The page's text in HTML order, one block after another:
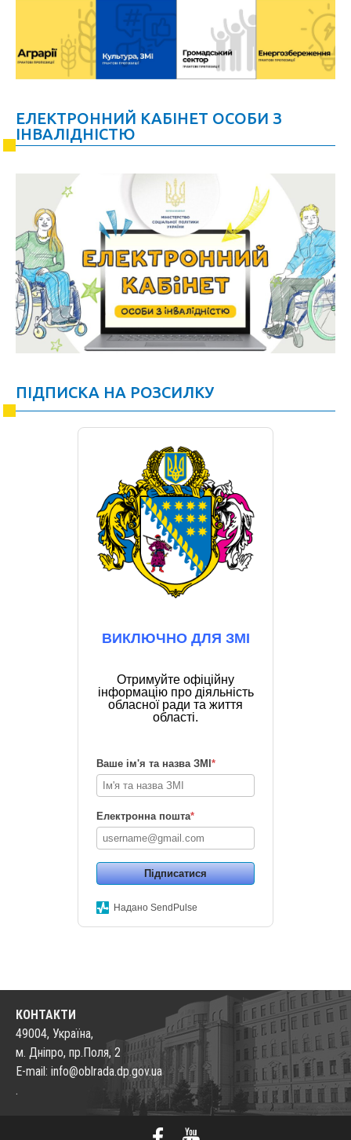
ЕЛЕКТРОННИЙ КАБІНЕТ ОСОБИ З
ІНВАЛІДНІСТЮ
ПІДПИСКА НА РОЗСИЛКУ
ВИКЛЮЧНО ДЛЯ ЗМІ
Отримуйте офіційну
інформацію про діяльність
обласної ради та життя
області.
Ваше ім'я та назва ЗМІ *
Електронна пошта*
Підписатися
Надано SendPulse
КОНТАКТИ
49004, Україна,
м. Дніпро, пр.Поля, 2
E-mail: info@oblrada.dp.gov.ua
.